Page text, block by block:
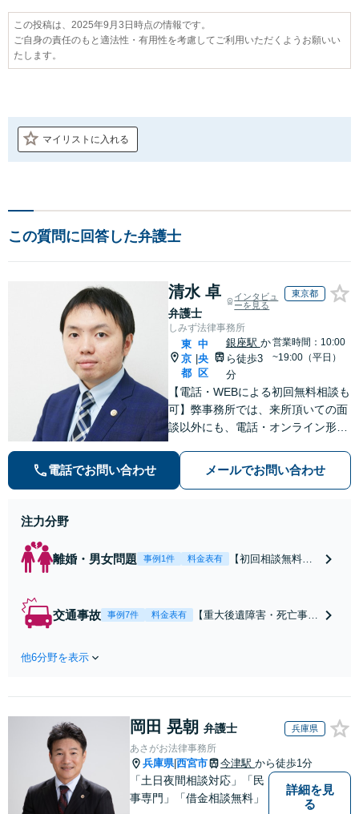
この投稿は、2025年9月3日時点の情報です。
ご自身の責任のもと適法性・有用性を考慮してご利用いただくようお願いい
たします。
マイリストに入れる
この質問に回答した弁護士
清水 卓
弁護士
インタビュ
ーを見る
東京都
しみず法律事務所
東
京
都
|
中
央
区
銀座駅 か
ら徒歩3
分
営業時間：10:00
~19:00（平日）
【電話・WEBによる初回無料相談も
可】弊事務所では、来所頂いての面
談以外にも、電話・オンライン形式
弁護士にご相談頂くことで、今のご
不安が和らぐとともに、問題解決の
電話でお問い合わせ メールでお問い合わせ
注力分野
離婚・男女問題 事例1件 料金表有
【初回相談無料】
条件で離婚ができ
績あり」子の引渡
し・認知・親子関
もご相談下さい
【子連れ相談可】
交通事故 事例7件 料金表有
【重大後遺障害・死亡事案
談無料】【電話・オンライ
応・納得できる解決を」
「刑事裁判のニーズにも対
応」【休日・夜間相談可】
他6分野を表示
岡田 晃朝 弁護士 兵庫県
あさがお法律事務所
兵庫県|西宮市 今津駅 から徒歩1分
「土日夜間相談対応」「民
事専門」「借金相談無料」
詳細を見
る